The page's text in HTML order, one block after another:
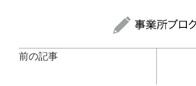
前の記事